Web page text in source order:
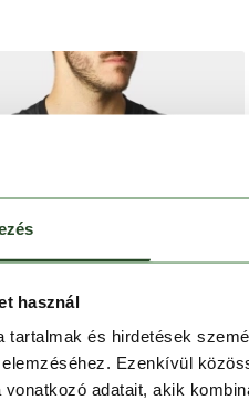
használ
tartalmak és hirdetések
Ezenkívül
vonatkozó adatait, akik